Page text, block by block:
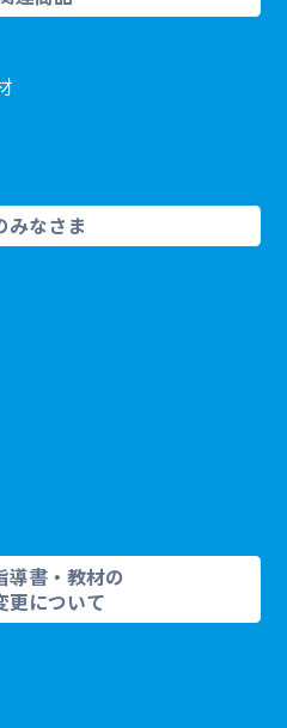
みなさま
導書・教材の
更について